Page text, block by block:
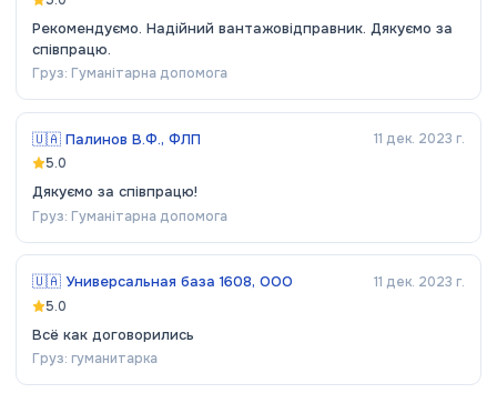
Рекомендуємо. Надійний вантажовідправник. Дякуємо за
співпрацю.
Груз: Гуманітарна допомога
🇺🇦 Палинов В.Ф., ФЛП
11 дек. 2023 г.
5.0
Дякуємо за співпрацю!
Груз: Гуманітарна допомога
🇺🇦 Универсальная база 1608, ООО
11 дек. 2023 г.
5.0
Всё как договорились
Груз: гуманитарка